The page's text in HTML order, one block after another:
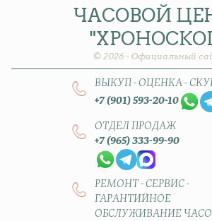
ЧАСОВОЙ
© 2026 - Официальный
ВЫКУП - ОЦЕНКА -
+7 (901) 593-20-10
ОТДЕЛ ПРОДАЖ
+7 (965) 333-99-90
РЕМОНТ - СЕРВИС -
ГАРАНТИЙНОЕ
ОБСЛУЖИВАНИЕ